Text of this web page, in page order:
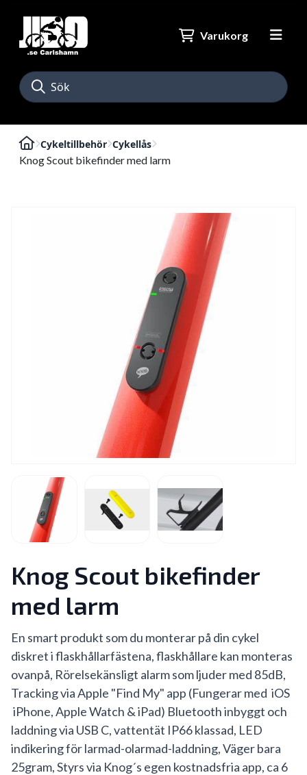
Varukorg
Cykeltillbehör Cykellås
Knog Scout bikefinder med larm
Knog Scout bikefinder
med larm
En smart produkt som du monterar på din cykel
diskret i flaskhållarfästena, flaskhållare kan monteras
ovanpå, Rörelsekänsligt alarm som ljuder med 85dB,
Tracking via Apple "Find My" app (Fungerar med iOS
iPhone, Apple Watch & iPad) Bluetooth inbyggt och
laddning via USB C, vattentät IP66 klassad, LED
indikering för larmad-olarmad-laddning, Väger bara
25gram, Styrs via Knog´s egen kostnadsfria app, ca 6